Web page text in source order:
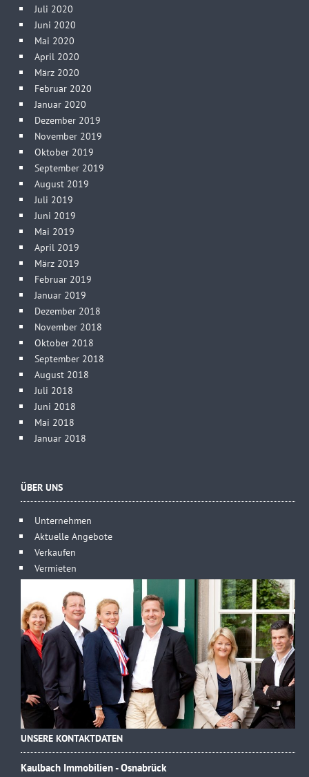
Juli 2020
Juni 2020
Mai 2020
April 2020
März 2020
Februar 2020
Januar 2020
Dezember 2019
November 2019
Oktober 2019
September 2019
August 2019
Juli 2019
Juni 2019
Mai 2019
April 2019
März 2019
Februar 2019
Januar 2019
Dezember 2018
November 2018
Oktober 2018
September 2018
August 2018
Juli 2018
Juni 2018
Mai 2018
Januar 2018
ÜBER UNS
Unternehmen
Aktuelle Angebote
Verkaufen
Vermieten
UNSERE KONTAKTDATEN
Kaulbach Immobilien - Osnabrück